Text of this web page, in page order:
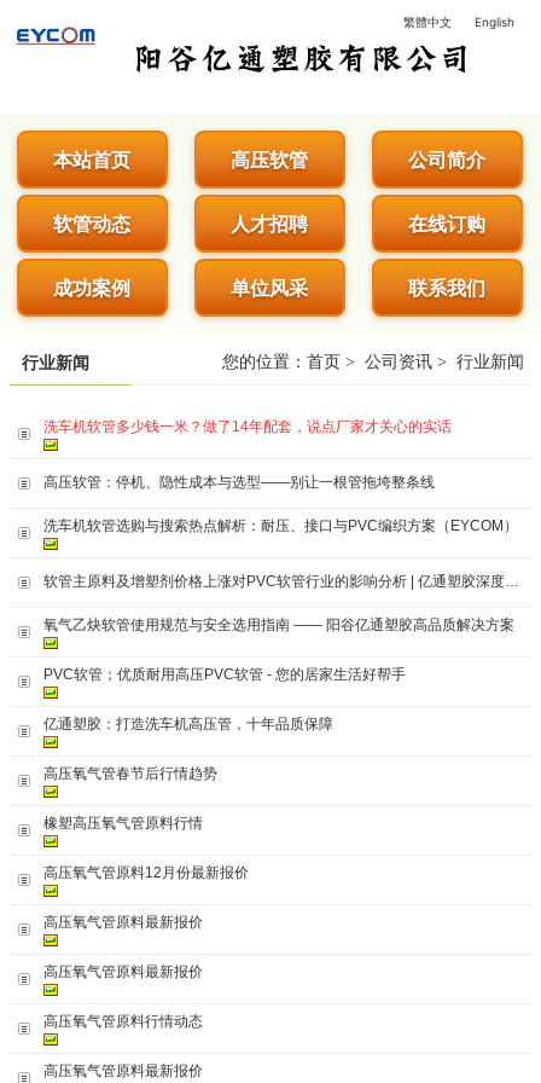
阳谷亿通塑胶有限公司 - 专业生产
繁體中文 English
本站首页 高压软管 公司简介
软管动态 人才招聘 在线订购
成功案例 单位风采 联系我们
行业新闻 您的位置： 首页 > 公司资讯 > 行业新闻
洗车机软管多少钱一米？做了14年配套，说点厂家才关心的实话
高压软管：停机、隐性成本与选型——别让一根管拖垮整条线
洗车机软管选购与搜索热点解析：耐压、接口与PVC编织方案（EYCOM）
氧气乙炔软管使用规范与安全选用指南 —— 阳谷亿通塑胶高品质解决方案
PVC软管；优质耐用高压PVC软管 - 您的居家生活好帮手
亿通塑胶：打造洗车机高压管，十年品质保障
高压氧气管春节后行情趋势
橡塑高压氧气管原料行情
高压氧气管原料12月份最新报价
高压氧气管原料最新报价
高压氧气管原料最新报价
高压氧气管原料行情动态
高压氧气管原料最新报价